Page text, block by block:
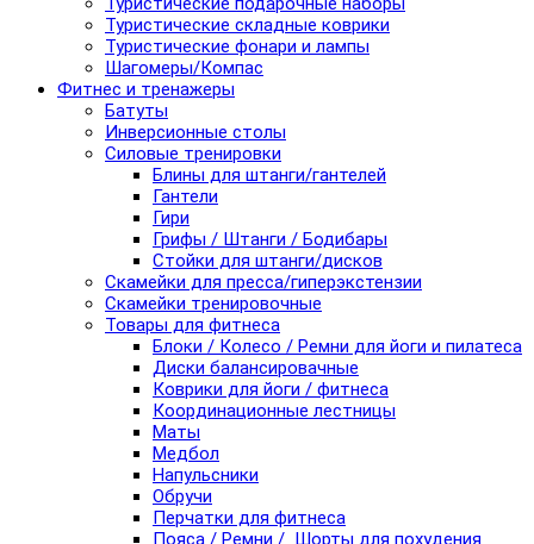
Туристические складные коврики
Туристические фонари и лампы
Шагомеры/Компас
Фитнес и тренажеры
Батуты
Инверсионные столы
Силовые тренировки
Блины для штанги/гантелей
Гантели
Гири
Грифы / Штанги / Бодибары
Стойки для штанги/дисков
Скамейки для пресса/гиперэкстензии
Скамейки тренировочные
Товары для фитнеса
Блоки / Колесо / Ремни для йоги и пилатеса
Диски балансировачные
Коврики для йоги / фитнеса
Координационные лестницы
Маты
Медбол
Напульсники
Обручи
Перчатки для фитнеса
Пояса / Ремни / Шорты для похудения